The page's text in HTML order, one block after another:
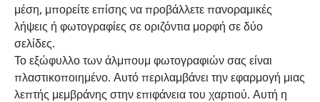
μέση, μπορείτε επίσης να προβάλλετε πανοραμικές
λήψεις ή φωτογραφίες σε οριζόντια μορφή σε δύο
σελίδες.
Το εξώφυλλο των άλμπουμ φωτογραφιών σας είναι
πλαστικοποιημένο. Αυτό περιλαμβάνει την εφαρμογή μιας
λεπτής μεμβράνης στην επιφάνεια του χαρτιού. Αυτή η